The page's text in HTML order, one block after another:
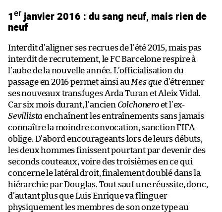
1er janvier 2016 : du sang neuf, mais rien de
neuf
Interdit d’aligner ses recrues de l’été 2015, mais pas
interdit de recrutement, le FC Barcelone respire à
l’aube de la nouvelle année. L’officialisation du
passage en 2016 permet ainsi au Mes qued’étrenner
ses nouveaux transfuges Arda Turan et Aleix Vidal.
Car six mois durant, l’ancien Colchoneroet l’ex-
Sevillista enchaînent les entraînements sans jamais
connaître la moindre convocation, sanction FIFA
oblige. D’abord encourageants lors de leurs débuts,
les deux hommes finissent pourtant par devenir des
seconds couteaux, voire des troisièmes en ce qui
concerne le latéral droit, finalement doublé dans la
hiérarchie par Douglas. Tout sauf une réussite, donc,
d’autant plus que Luis Enrique va flinguer
physiquement les membres de son onze type au